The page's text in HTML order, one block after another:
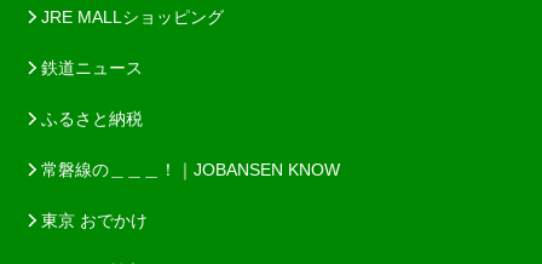
JRE MALLショッピング
鉄道ニュース
ふるさと納税
常磐線の＿＿＿！｜JOBANSEN KNOW
東京 おでかけ